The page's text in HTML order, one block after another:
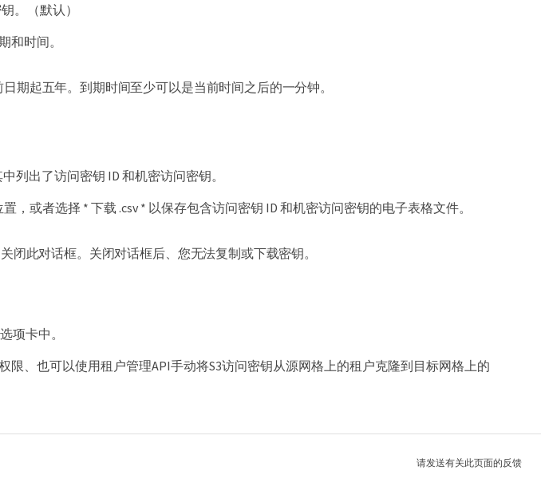
。（默认）
和时间。
期起五年。到期时间至少可以是当前时间之后的一分钟。
列出了访问密钥 ID 和机密访问密钥。
，或者选择 * 下载 .csv * 以保存包含访问密钥 ID 和机密访问密钥的电子表格文件。
闭此对话框。关闭对话框后、您无法复制或下载密钥。
项卡中。
、也可以使用租户管理API手动将S3访问密钥从源网格上的租户克隆到目标网格上的
请发送有关此页面的反馈